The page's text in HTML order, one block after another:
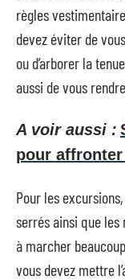
règles
devez éviter de
ou d’arborer la
aussi de vous
A voir aussi :
pour
Pour les
serrés ainsi que les
à marcher
vous devez mettre